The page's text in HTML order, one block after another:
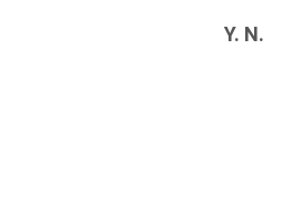
Y. N.